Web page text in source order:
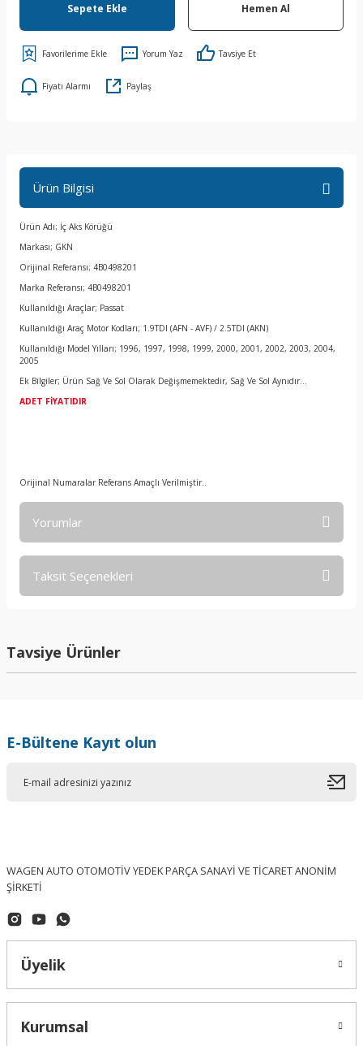
Sepete Ekle Hemen Al
Yorum Yaz Tavsiye Et
Fiyatı Alarmı Paylaş
Ürün Bilgisi
Ürün Adı; İç Aks Körüğü
Markası; GKN
Orijinal Referansı; 4B0498201
Marka Referansı; 4B0498201
Kullanıldığı Araçlar; Passat
Kullanıldığı Araç Motor Kodları; 1.9TDI (AFN - AVF) / 2.5TDI (AKN)
Kullanıldığı Model Yılları; 1996, 1997, 1998, 1999, 2000, 2001, 2002, 2003, 2004,
2005
Ek Bilgiler; Ürün Sağ Ve Sol Olarak Değişmemektedir, Sağ Ve Sol Aynıdır...
ADET FİYATIDIR
Orijinal Numaralar Referans Amaçlı Verilmiştir..
Yorumlar
Taksit Seçenekleri
Tavsiye Ürünler
GKN (Made In Germany)
Passat Dış Aks Kafası 1.9TDI 4D0498099A GKN
3.537,07 ₺
E-Bültene Kayıt olun
WAGEN AUTO OTOMOTİV YEDEK PARÇA SANAYİ VE TİCARET ANONİM
ŞİRKETİ
Üyelik
Kurumsal